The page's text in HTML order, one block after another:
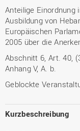
Anteilige Einordnung
Ausbildung von
Europäischen
2005 über die
Abschnitt 6, Art. 40,
Anhang V, A. b.
Geblockte
Kurzbeschreibung